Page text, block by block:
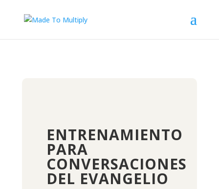
ENTRENAMIENTO
PARA
CONVERSACIONES
DEL EVANGELIO